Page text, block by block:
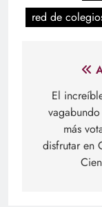
red de
de
entradas
El
más
disfrutar en